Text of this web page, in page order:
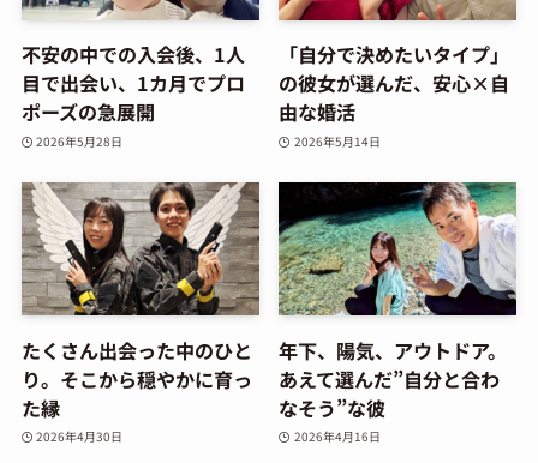
不安の中での入会後、1人
目で出会い、1カ月でプロ
ポーズの急展開
2026年5月28日
「自分で決めたいタイプ」
の彼女が選んだ、安心×自
由な婚活
2026年5月14日
たくさん出会った中のひと
り。そこから穏やかに育っ
た縁
2026年4月30日
年下、陽気、アウトドア。
あえて選んだ”自分と合わ
なそう”な彼
2026年4月16日